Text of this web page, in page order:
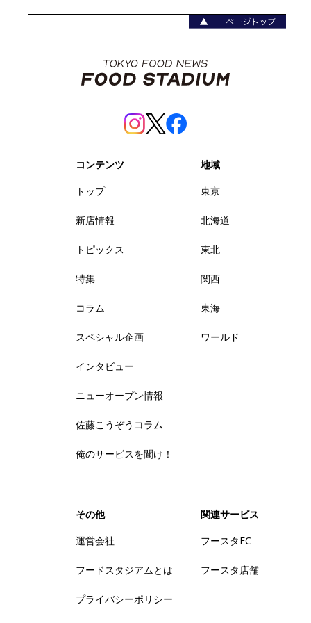
コンテンツ
トップ
新店情報
トピックス
特集
コラム
スペシャル企画
インタビュー
ニューオープン情報
佐藤こうぞうコラム
俺のサービスを聞け！
地域
東京
北海道
東北
関西
東海
ワールド
その他
運営会社
フードスタジアムとは
プライバシーポリシー
関連サービス
フースタFC
フースタ店舗